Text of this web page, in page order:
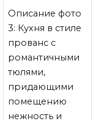
Описание фото
3: Кухня в стиле
прованс с
романтичными
тюлями,
придающими
помещению
нежность и